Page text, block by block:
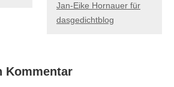
Jan-Eike Hornauer für
dasgedichtblog
Kommentar